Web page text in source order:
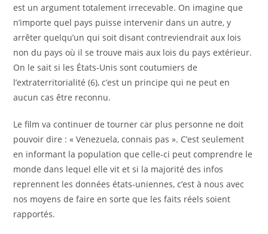
est un argument totalement irrecevable. On imagine que
n’importe quel pays puisse intervenir dans un autre, y
arrêter quelqu’un qui soit disant contreviendrait aux lois
non du pays où il se trouve mais aux lois du pays extérieur.
On le sait si les États-Unis sont coutumiers de
l’extraterritorialité (6), c’est un principe qui ne peut en
aucun cas être reconnu.
Le film va continuer de tourner car plus personne ne doit
pouvoir dire : « Venezuela, connais pas ». C’est seulement
en informant la population que celle-ci peut comprendre le
monde dans lequel elle vit et si la majorité des infos
reprennent les données états-uniennes, c’est à nous avec
nos moyens de faire en sorte que les faits réels soient
rapportés.